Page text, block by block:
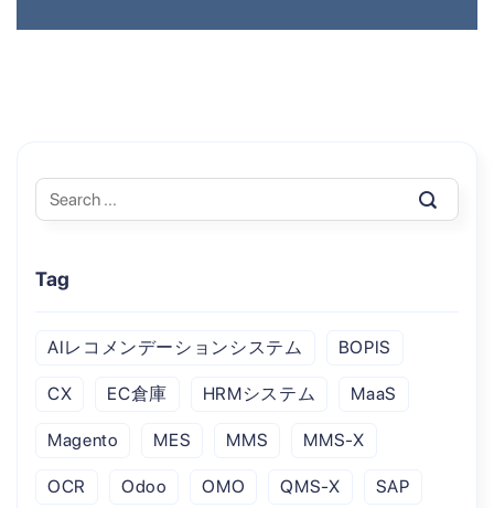
Tag
AIレコメンデーションシステム BOPIS
CX EC倉庫 HRMシステム MaaS
Magento MES MMS MMS-X
OCR Odoo OMO QMS-X SAP